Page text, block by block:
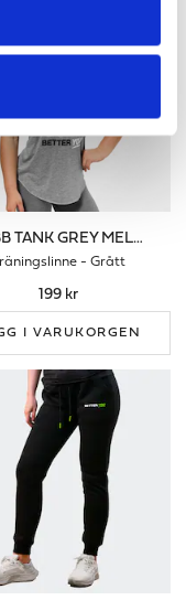
BY BB TANK GREY MELANGE
- Grått
199 kr
I VARUKORGEN